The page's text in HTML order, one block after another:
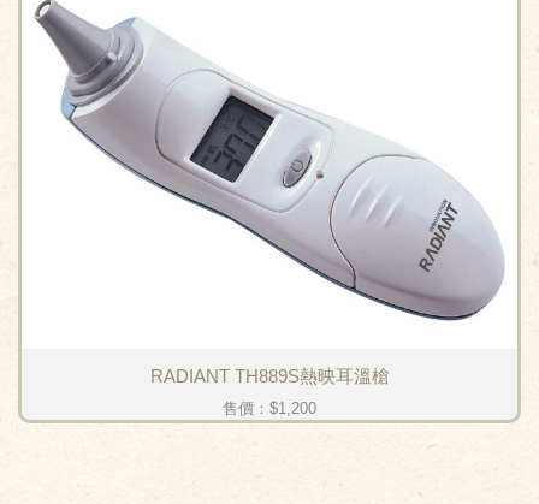
RADIANT TH889S熱映耳溫槍
售價： $1,200